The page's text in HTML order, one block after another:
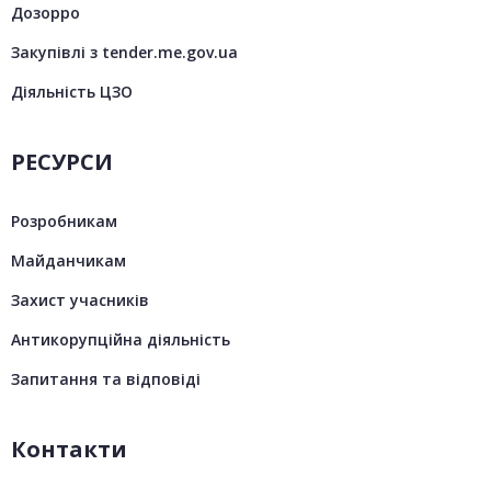
Дозорро
Закупівлі з tender.me.gov.ua
Діяльність ЦЗО
РЕСУРСИ
Розробникам
Майданчикам
Захист учасників
Антикорупційна діяльність
Запитання та відповіді
Контакти